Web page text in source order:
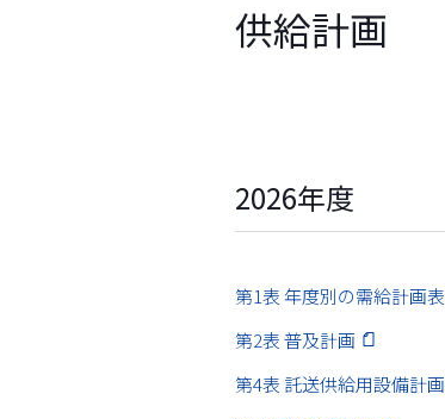
供給計画
2026年度
第1表 年度別の需給計画表
第2表 普及計画
第4表 託送供給用設備計画